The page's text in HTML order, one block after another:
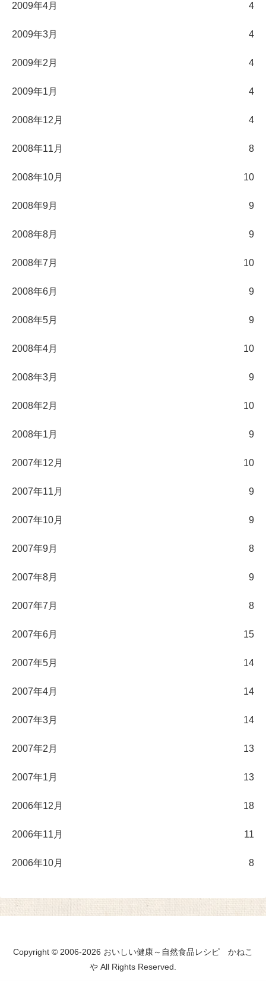
2009年4月 4
2009年3月 4
2009年2月 4
2009年1月 4
2008年12月 4
2008年11月 8
2008年10月 10
2008年9月 9
2008年8月 9
2008年7月 10
2008年6月 9
2008年5月 9
2008年4月 10
2008年3月 9
2008年2月 10
2008年1月 9
2007年12月 10
2007年11月 9
2007年10月 9
2007年9月 8
2007年8月 9
2007年7月 8
2007年6月 15
2007年5月 14
2007年4月 14
2007年3月 14
2007年2月 13
2007年1月 13
2006年12月 18
2006年11月 11
2006年10月 8
Copyright © 2006-2026 おいしい健康～自然食品レシピ かねこ
や All Rights Reserved.